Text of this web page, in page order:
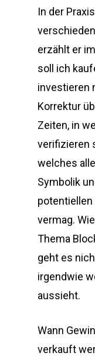
In der
erzählt er
soll ich
investieren
Korrektur
Zeiten, in
verifizieren
welches
Symbolik
potentiellen
vermag.
Thema
geht es
irgendwie
aussieht.
Wann
verkauft